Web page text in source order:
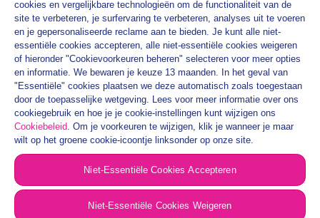
PRODUCTEN
VEET PRAKTISCHE HANDLEIDINGEN
PRIVACYBELEID
ALGEMENE VOORWAARDEN
COOKIEBELEID
cookies en vergelijkbare technologieën om de functionaliteit van de
site te verbeteren, je surfervaring te verbeteren, analyses uit te voeren
en je gepersonaliseerde reclame aan te bieden. Je kunt alle niet-
essentiële cookies accepteren, alle niet-essentiële cookies weigeren
of hieronder "Cookievoorkeuren beheren" selecteren voor meer opties
en informatie. We bewaren je keuze 13 maanden. In het geval van
"Essentiële" cookies plaatsen we deze automatisch zoals toegestaan
door de toepasselijke wetgeving. Lees voor meer informatie over ons
cookiegebruik en hoe je je cookie-instellingen kunt wijzigen ons
Cookiebeleid. Om je voorkeuren te wijzigen, klik je wanneer je maar
wilt op het groene cookie-icoontje linksonder op onze site.
Niet-Essentiële Cookies Accepteren
Niet-Essentiële Cookies Weigeren